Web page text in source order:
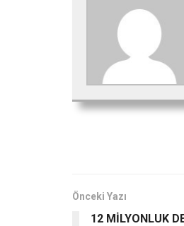
Önceki Yazı
12 MİLYONLUK